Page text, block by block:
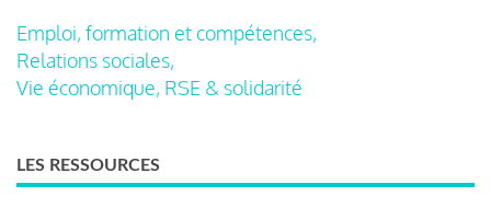
Emploi, formation et compétences,
Relations sociales,
Vie économique, RSE & solidarité
LES RESSOURCES